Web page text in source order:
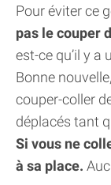
Pour éviter ce
pas le couper
est-ce qu’il y a
Bonne
couper-coller
déplacés tant
Si vous ne
à sa place.